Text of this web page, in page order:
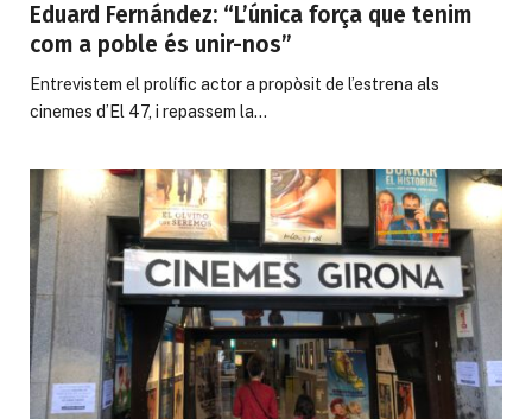
Eduard Fernández: “L’única força que tenim
com a poble és unir-nos”
Entrevistem el prolífic actor a propòsit de l’estrena als
cinemes d’El 47, i repassem la…